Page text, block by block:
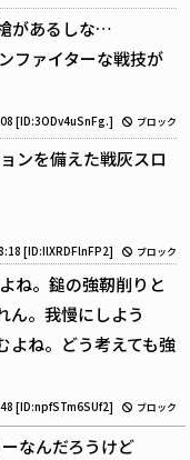
があるしな…
ファイターな戦技が
[ID:3ODv4uSnFg.] ブロック
ンを備えた戦灰スロ
[ID:IlXRDFlnFP2] ブロック
ね。鎚の強靭削りと
ん。我慢にしよう
よね。どう考えても強
[ID:npfSTm6SUf2] ブロック
なんだろうけど